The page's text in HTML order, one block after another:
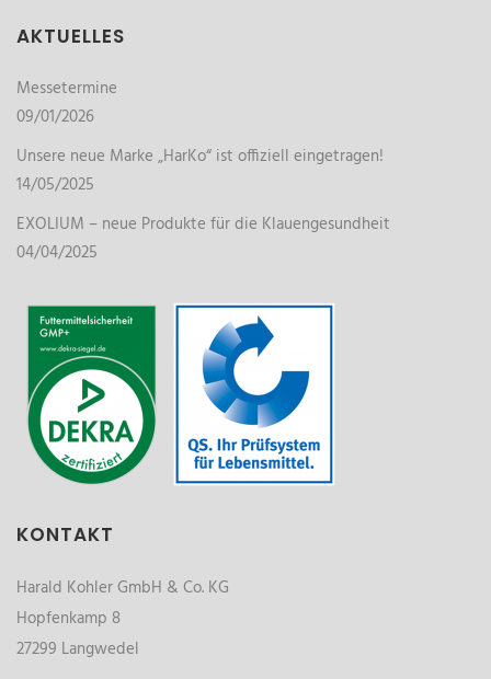
AKTUELLES
Messetermine
09/01/2026
Unsere neue Marke „HarKo“ ist offiziell eingetragen!
14/05/2025
EXOLIUM – neue Produkte für die Klauengesundheit
04/04/2025
KONTAKT
Harald Kohler GmbH & Co. KG
Hopfenkamp 8
27299 Langwedel